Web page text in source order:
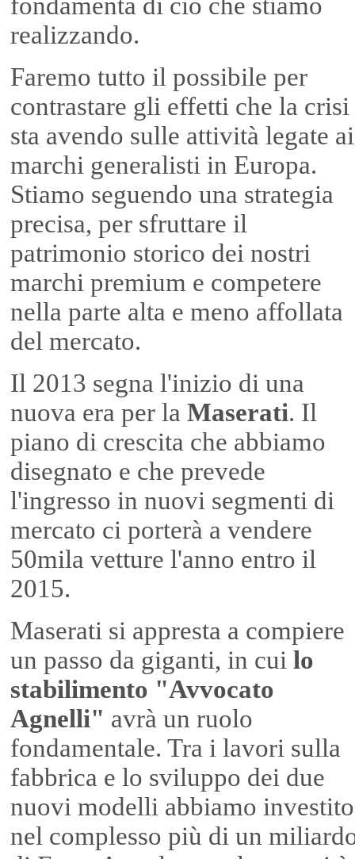
realizzando.
Faremo tutto il possibile per
contrastare gli effetti che la crisi
sta avendo sulle attività legate ai
marchi generalisti in Europa.
Stiamo seguendo una strategia
precisa, per sfruttare il
patrimonio storico dei nostri
marchi premium e competere
nella parte alta e meno affollata
del mercato.
Il 2013 segna l'inizio di una
nuova era per la Maserati. Il
piano di crescita che abbiamo
disegnato e che prevede
l'ingresso in nuovi segmenti di
mercato ci porterà a vendere
50mila vetture l'anno entro il
2015.
Maserati si appresta a compiere
un passo da giganti, in cui lo
stabilimento "Avvocato
Agnelli" avrà un ruolo
fondamentale. Tra i lavori sulla
fabbrica e lo sviluppo dei due
nuovi modelli abbiamo investito
nel complesso più di un